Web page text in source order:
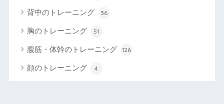
背中のトレーニング 36
胸のトレーニング 51
腹筋・体幹のトレーニング 126
顔のトレーニング 4